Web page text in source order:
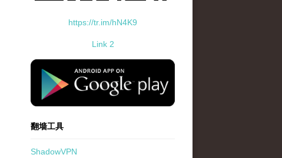
https://tr.im/hN4K9
Link 2
standard-icon-googleplay-app-store.png
翻墙工具
ShadowVPN